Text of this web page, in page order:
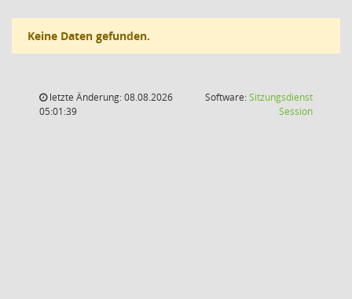
Keine Daten gefunden.
letzte Änderung: 08.08.2026
05:01:39
Software:Sitzungsdienst
Session(Wird in